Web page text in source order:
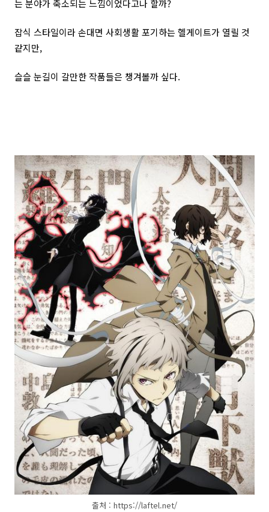
는 분야가 축소되는 느낌이었다고나 할까?
잡식 스타일이라 손대면 사회생활 포기하는 헬게이트가 열릴 것
같지만,
슬슬 눈길이 갈만한 작품들은 챙겨볼까 싶다.
출처 : https://laftel.net/